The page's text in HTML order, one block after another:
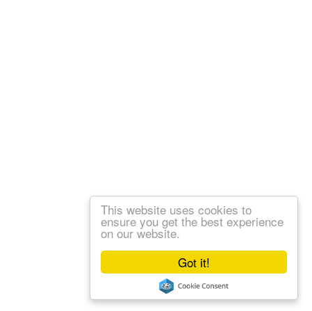
Got it!
This website uses cookies to
ensure you get the best experience
on our website.